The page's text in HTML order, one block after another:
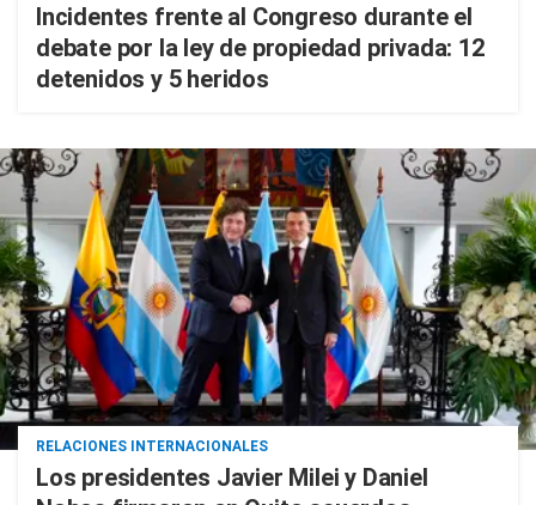
Incidentes frente al Congreso durante el
debate por la ley de propiedad privada: 12
detenidos y 5 heridos
RELACIONES INTERNACIONALES
Los presidentes Javier Milei y Daniel